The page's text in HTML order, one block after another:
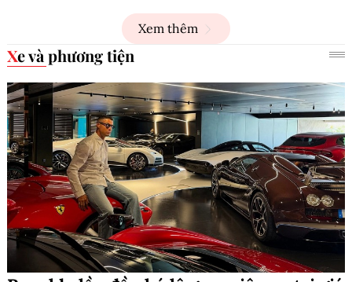
Xem thêm
Xe và phương tiện